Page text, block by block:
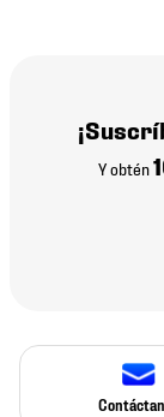
Y obtén